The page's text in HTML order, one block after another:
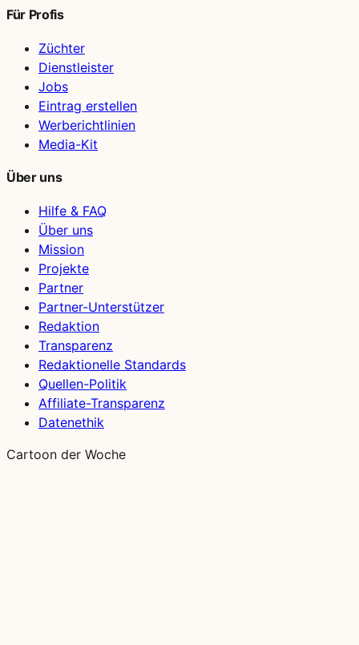
Für Profis
Züchter
Dienstleister
Jobs
Eintrag erstellen
Werberichtlinien
Media-Kit
Über uns
Hilfe & FAQ
Über uns
Mission
Projekte
Partner
Partner-Unterstützer
Redaktion
Transparenz
Redaktionelle Standards
Quellen-Politik
Affiliate-Transparenz
Datenethik
Cartoon der Woche